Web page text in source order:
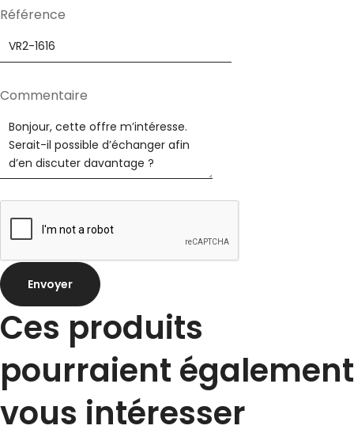
Référence
Téléphone
Référence
informations
Commentaire
Envoyer
Ces produits
pourraient également
vous intéresser